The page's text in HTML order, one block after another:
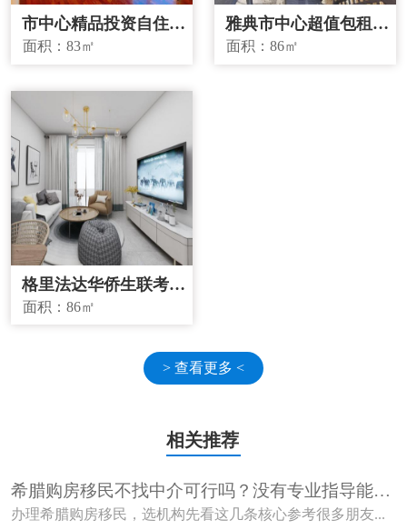
市中心精品投资自住两
宜房源
面积：83㎡
雅典市中心超值包租房
源
面积：86㎡
格里法达华侨生联考学
校学区房
面积：86㎡
> 查看更多 <
相关推荐
希腊购房移民不找中介可行吗？没有专业指导能顺
利获批吗？
办理希腊购房移民，选机构先看这几条核心参考很多朋友...